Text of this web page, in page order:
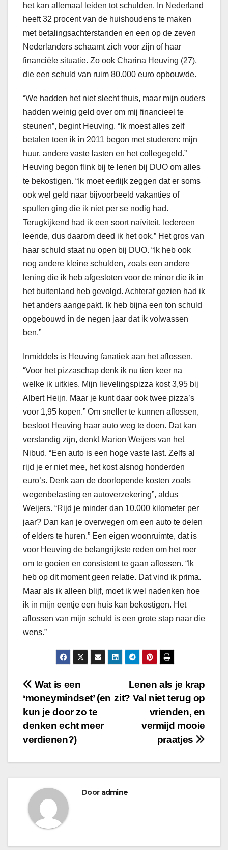
het kan allemaal leiden tot schulden. In Nederland
heeft 32 procent van de huishoudens te maken
met betalingsachterstanden en een op de zeven
Nederlanders schaamt zich voor zijn of haar
financiële situatie. Zo ook Charina Heuving (27),
die een schuld van ruim 80.000 euro opbouwde.
“We hadden het niet slecht thuis, maar mijn ouders
hadden weinig geld over om mij financieel te
steunen”, begint Heuving. “Ik moest alles zelf
betalen toen ik in 2011 begon met studeren: mijn
huur, andere vaste lasten en het collegegeld.”
Heuving begon flink bij te lenen bij DUO om alles
te bekostigen. “Ik moet eerlijk zeggen dat er soms
ook wel geld naar bijvoorbeeld vakanties of
spullen ging die ik niet per se nodig had.
Terugkijkend had ik een soort naïviteit. Iedereen
leende, dus daarom deed ik het ook.” Het gros van
haar schuld staat nu open bij DUO. “Ik heb ook
nog andere kleine schulden, zoals een andere
lening die ik heb afgesloten voor de minor die ik in
het buitenland heb gevolgd. Achteraf gezien had ik
het anders aangepakt. Ik heb bijna een ton schuld
opgebouwd in de negen jaar dat ik volwassen
ben.”
Inmiddels is Heuving fanatiek aan het aflossen.
“Voor het pizzaschap denk ik nu tien keer na
welke ik uitkies. Mijn lievelingspizza kost 3,95 bij
Albert Heijn. Maar je kunt daar ook twee pizza’s
voor 1,95 kopen.” Om sneller te kunnen aflossen,
besloot Heuving haar auto weg te doen. Dat kan
verstandig zijn, denkt Marion Weijers van het
Nibud. “Een auto is een hoge vaste last. Zelfs al
rijd je er niet mee, het kost alsnog honderden
euro’s. Denk aan de doorlopende kosten zoals
wegenbelasting en autoverzekering”, aldus
Weijers. “Rijd je minder dan 10.000 kilometer per
jaar? Dan kan je overwegen om een auto te delen
of elders te huren.” Een eigen woonruimte, dat is
voor Heuving de belangrijkste reden om het roer
om te gooien en consistent te gaan aflossen. “Ik
heb op dit moment geen relatie. Dat vind ik prima.
Maar als ik alleen blijf, moet ik wel nadenken hoe
ik in mijn eentje een huis kan bekostigen. Het
aflossen van mijn schuld is een grote stap naar die
wens.”
BerichtnavigatieLenen als je krap
zit? Val niet terug op
vrienden, en
vermijd mooie
praatjes
Wat is een
‘moneymindset’ (en
kun je door zo te
denken echt meer
verdienen?)
Door admine